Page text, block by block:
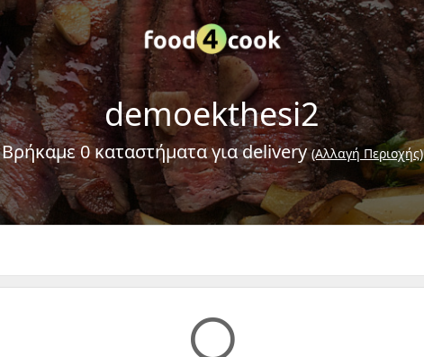
demoekthesi2
Βρήκαμε 0 καταστήματα για delivery(Αλλαγή Περιοχής)